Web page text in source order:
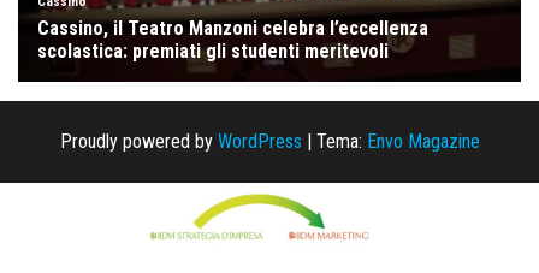
Proudly powered by WordPress Tema: Envo Magazine